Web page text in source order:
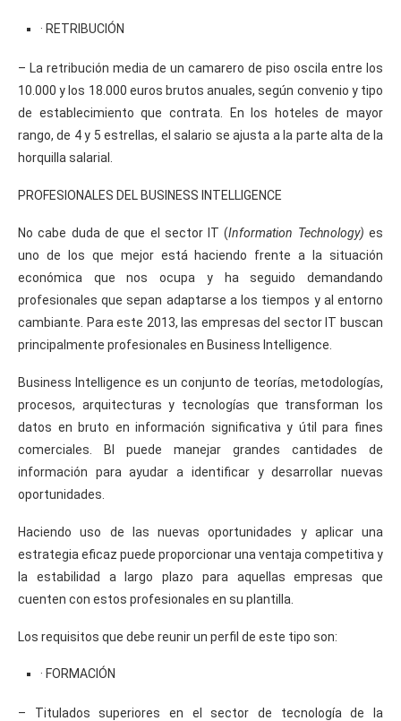
· RETRIBUCIÓN
– La retribución media de un camarero de piso oscila entre los
10.000 y los 18.000 euros brutos anuales, según convenio y tipo
de establecimiento que contrata. En los hoteles de mayor
rango, de 4 y 5 estrellas, el salario se ajusta a la parte alta de la
horquilla salarial.
PROFESIONALES DEL BUSINESS INTELLIGENCE
No cabe duda de que el sector IT (Information Technology)es
uno de los que mejor está haciendo frente a la situación
económica que nos ocupa y ha seguido demandando
profesionales que sepan adaptarse a los tiempos y al entorno
cambiante. Para este 2013, las empresas del sector IT buscan
principalmente profesionales en Business Intelligence.
Business Intelligence es un conjunto de teorías, metodologías,
procesos, arquitecturas y tecnologías que transforman los
datos en bruto en información significativa y útil para fines
comerciales. BI puede manejar grandes cantidades de
información para ayudar a identificar y desarrollar nuevas
oportunidades.
Haciendo uso de las nuevas oportunidades y aplicar una
estrategia eficaz puede proporcionar una ventaja competitiva y
la estabilidad a largo plazo para aquellas empresas que
cuenten con estos profesionales en su plantilla.
Los requisitos que debe reunir un perfil de este tipo son:
· FORMACIÓN
– Titulados superiores en el sector de tecnología de la